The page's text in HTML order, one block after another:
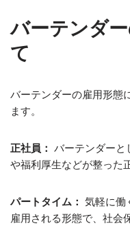
バーテンダ
て
バーテンダーの雇用形態
ます。
正社員： バーテンダーと
や福利厚生などが整った
パートタイム： 気軽に働
雇用される形態で、社会